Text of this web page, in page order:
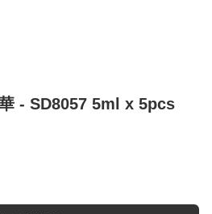
- SD8057 5ml x 5pcs